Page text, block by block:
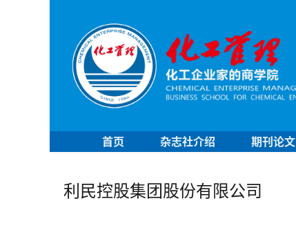
首页 杂志社介绍 期刊论文
利民控股集团股份有限公司